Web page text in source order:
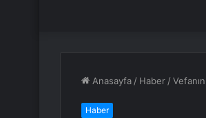
Anasayfa / Haber /
Haber